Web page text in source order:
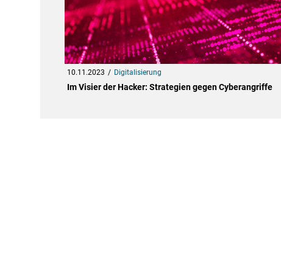
10.11.2023 Digitalisierung
Im Visier der Hacker: Strategien gegen Cyberangriffe